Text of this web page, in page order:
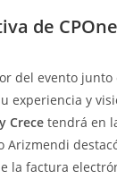
de
del evento junto
experiencia y
Crece tendrá en
Arizmendi
la factura